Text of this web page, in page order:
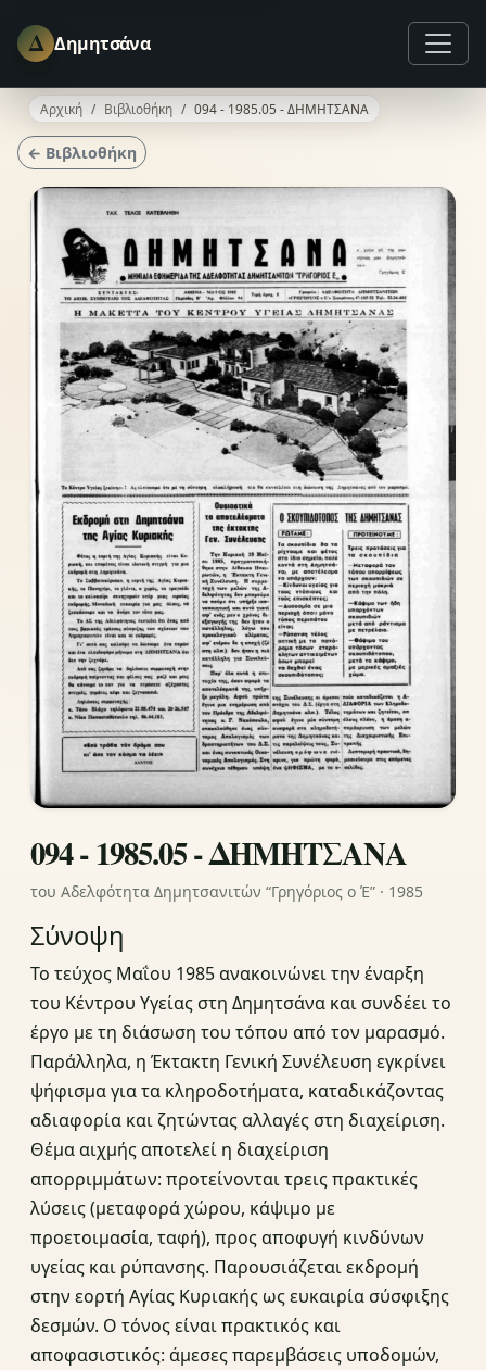
Δ Δημητσάνα
Αρχική Βιβλιοθήκη 094 - 1985.05 - ΔΗΜΗΤΣΑΝΑ
← Βιβλιοθήκη
094 - 1985.05 - ΔΗΜΗΤΣΑΝΑ
του Αδελφότητα Δημητσανιτών “Γρηγόριος ο Έ” · 1985
Σύνοψη
Το τεύχος Μαΐου 1985 ανακοινώνει την έναρξη
του Κέντρου Υγείας στη Δημητσάνα και συνδέει το
έργο με τη διάσωση του τόπου από τον μαρασμό.
Παράλληλα, η Έκτακτη Γενική Συνέλευση εγκρίνει
ψήφισμα για τα κληροδοτήματα, καταδικάζοντας
αδιαφορία και ζητώντας αλλαγές στη διαχείριση.
Θέμα αιχμής αποτελεί η διαχείριση
απορριμμάτων: προτείνονται τρεις πρακτικές
λύσεις (μεταφορά χώρου, κάψιμο με
προετοιμασία, ταφή), προς αποφυγή κινδύνων
υγείας και ρύπανσης. Παρουσιάζεται εκδρομή
στην εορτή Αγίας Κυριακής ως ευκαιρία σύσφιξης
δεσμών. Ο τόνος είναι πρακτικός και
αποφασιστικός: άμεσες παρεμβάσεις υποδομών,